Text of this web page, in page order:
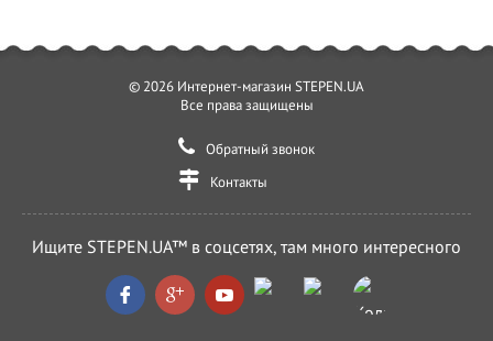
© 2026 Интернет-магазин STEPEN.UA
Все права защищены
Обратный звонок
Контакты
Ищите STEPEN.UA™ в соцсетях, там много интересного